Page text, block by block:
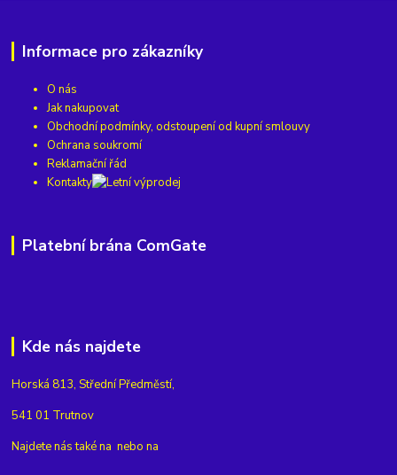
Informace pro zákazníky
O nás
Jak nakupovat
Obchodní podmínky, odstoupení od kupní smlouvy
Ochrana soukromí
Reklamační řád
Kontakty
Platební brána ComGate
Kde nás najdete
Horská 813, Střední Předměstí,
541 01 Trutnov
Najdete nás také na nebo na